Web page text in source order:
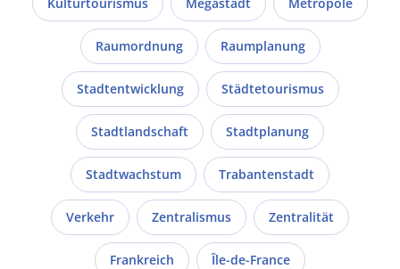
Raumordnung Raumplanung
Stadtentwicklung Städtetourismus
Stadtlandschaft Stadtplanung
Stadtwachstum Trabantenstadt
Verkehr Zentralismus Zentralität
Frankreich Île-de-France